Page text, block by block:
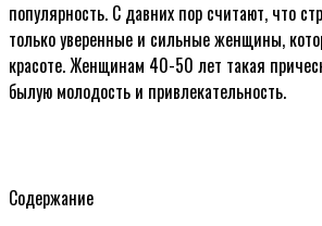
популярность. С давних пор считают, что
только уверенные и сильные женщины,
красоте. Женщинам 40-50 лет такая
былую молодость и привлекательность.
Содержание